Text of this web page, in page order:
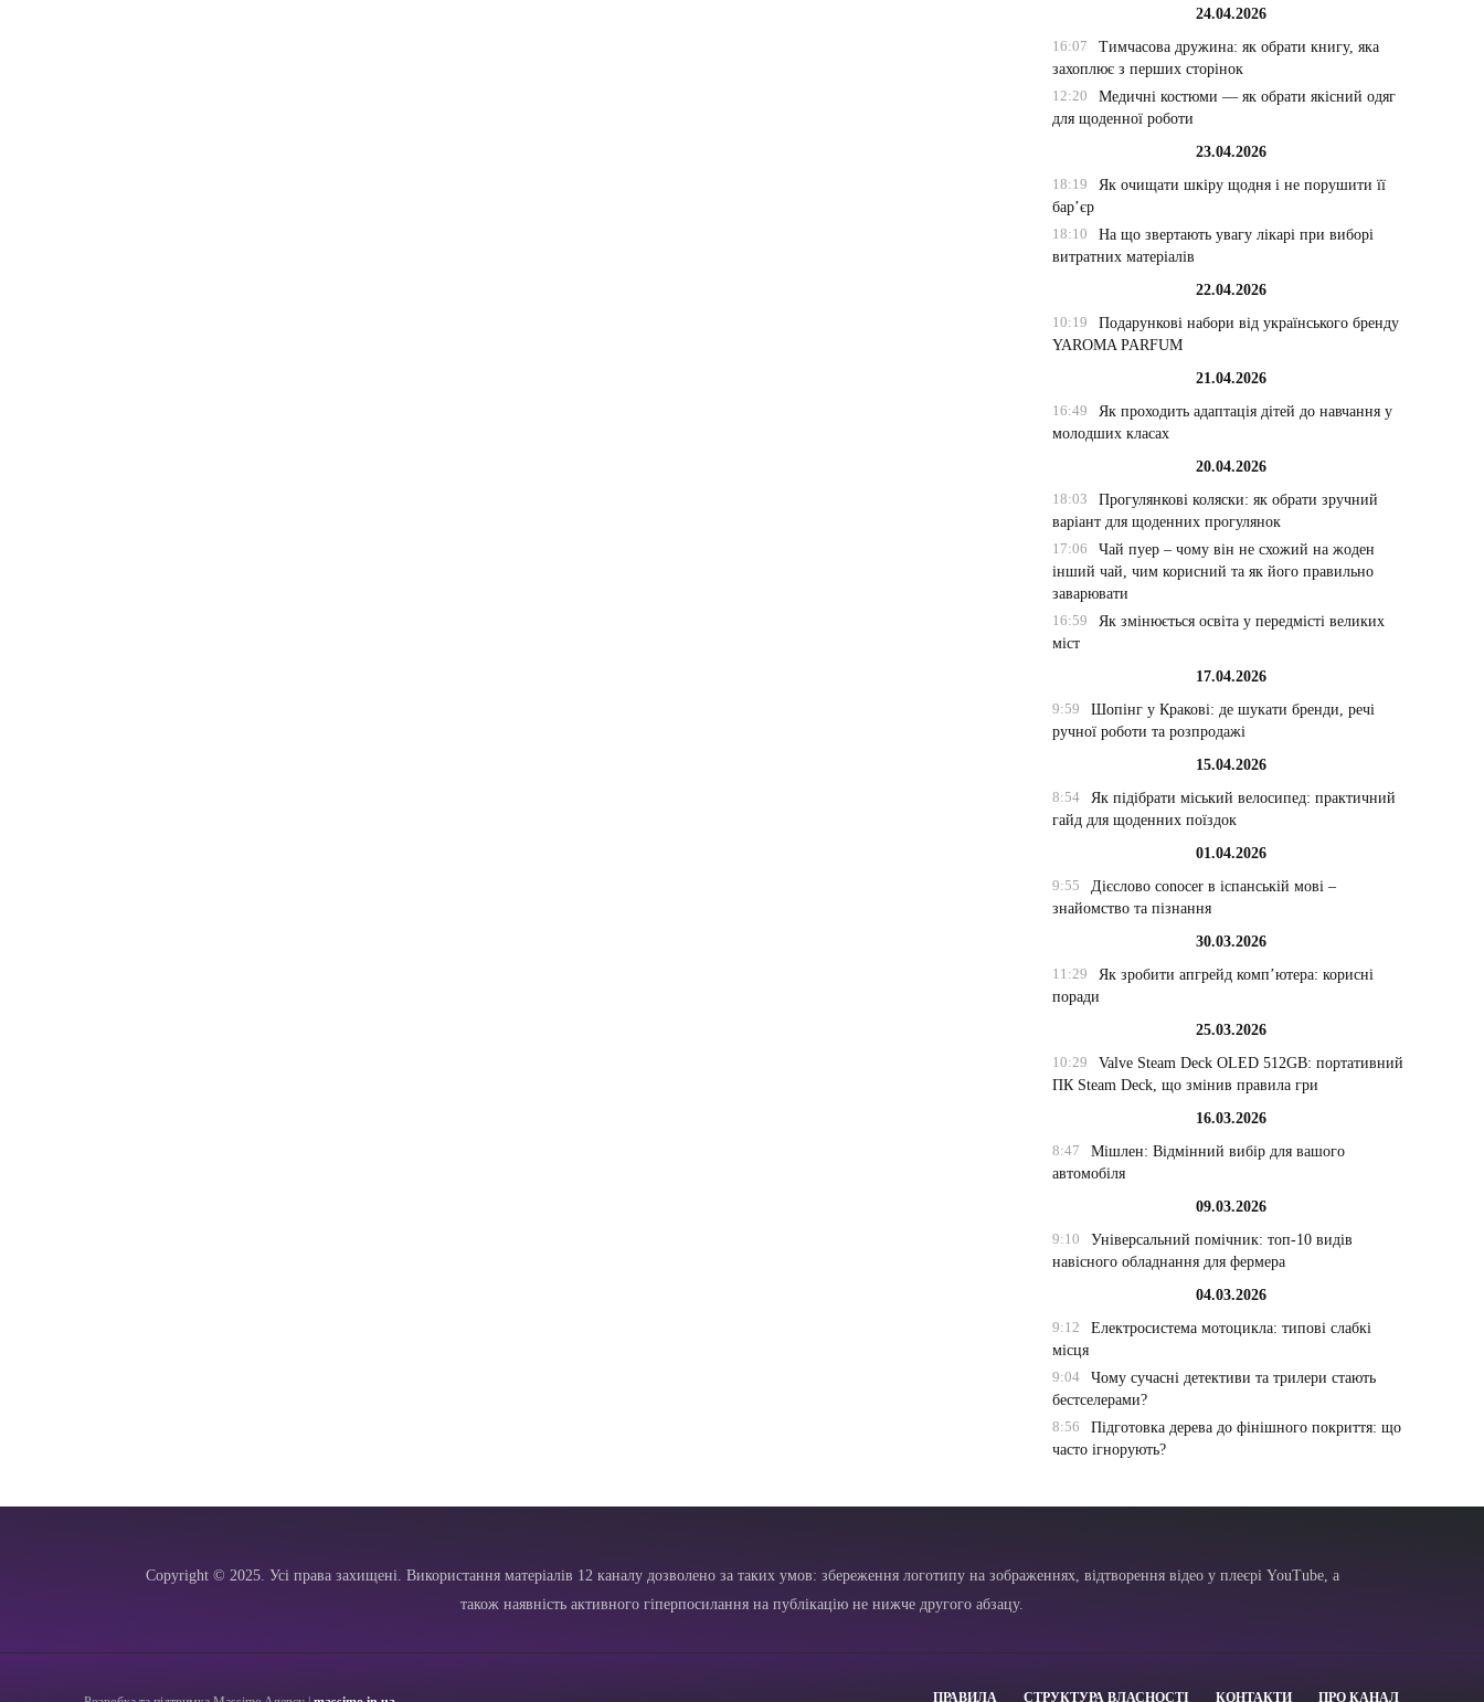
24.04.2026
16:07
Тимчасова дружина: як обрати книгу, яка
захоплює з перших сторінок
12:20
Медичні костюми — як обрати якісний одяг
для щоденної роботи
23.04.2026
18:19
Як очищати шкіру щодня і не порушити її
бар’єр
18:10
На що звертають увагу лікарі при виборі
витратних матеріалів
22.04.2026
10:19
Подарункові набори від українського бренду
YAROMA PARFUM
21.04.2026
16:49
Як проходить адаптація дітей до навчання у
молодших класах
20.04.2026
18:03
Прогулянкові коляски: як обрати зручний
варіант для щоденних прогулянок
17:06
Чай пуер – чому він не схожий на жоден
інший чай, чим корисний та як його правильно
заварювати
16:59
Як змінюється освіта у передмісті великих
міст
17.04.2026
9:59
Шопінг у Кракові: де шукати бренди, речі
ручної роботи та розпродажі
15.04.2026
8:54
Як підібрати міський велосипед: практичний
гайд для щоденних поїздок
01.04.2026
9:55
Дієслово conocer в іспанській мові –
знайомство та пізнання
30.03.2026
11:29
Як зробити апгрейд комп’ютера: корисні
поради
25.03.2026
10:29
Valve Steam Deck OLED 512GB: портативний
ПК Steam Deck, що змінив правила гри
16.03.2026
8:47
Мішлен: Відмінний вибір для вашого
автомобіля
09.03.2026
9:10
Універсальний помічник: топ-10 видів
навісного обладнання для фермера
04.03.2026
9:12
Електросистема мотоцикла: типові слабкі
місця
9:04
Чому сучасні детективи та трилери стають
бестселерами?
8:56
Підготовка дерева до фінішного покриття: що
часто ігнорують?
Copyright © 2025. Усі права захищені. Використання матеріалів 12 каналу дозволено за таких умов: збереження логотипу на зображеннях, відтворення відео у плеєрі YouTube, а
також наявність активного гіперпосилання на публікацію не нижче другого абзацу.
ПРАВИЛА СТРУКТУРА ВЛАСНОСТІ КОНТАКТИ ПРО КАНАЛ